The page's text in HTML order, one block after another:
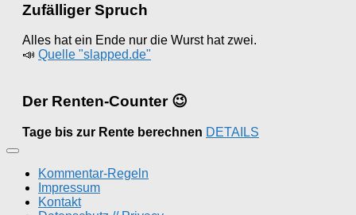
Zufälliger Spruch
Alles hat ein Ende nur die Wurst hat zwei.
📣 Quelle "slapped.de"
Der Renten-Counter 😉
Tage bis zur Rente berechnen DETAILS
Kommentar-Regeln
Impressum
Kontakt